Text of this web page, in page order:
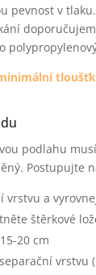
pevnost v
podlahu
Postupujte
vrstvu a
štěrkové
20 cm
vrstvu